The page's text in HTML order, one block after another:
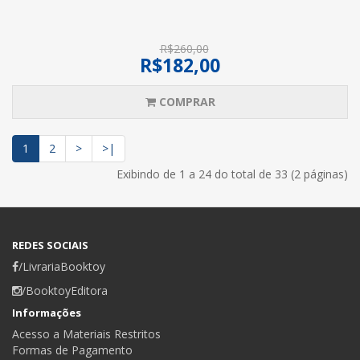
R$260,00
R$182,00
COMPRAR
1 2 >
>|
Exibindo de 1 a 24 do total de 33 (2 páginas)
REDES SOCIAIS
/LivrariaBooktoy
/BooktoyEditora
Informações
Acesso a Materiais Restritos
Formas de Pagamento